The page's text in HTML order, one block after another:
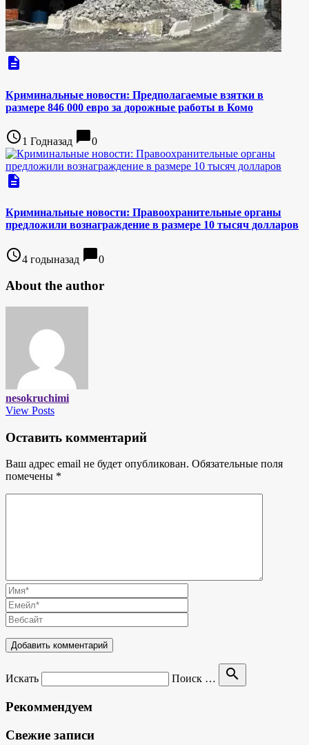
description
Криминальные новости: Предполагаемые взятки в
размере 846 000 евро за дорожные работы в Комо
access_time1 Годназад chat_bubble0
description
Криминальные новости: Правоохранительные органы
предложили вознаграждение в размере 10 тысяч долларов
access_time4 годыназад chat_bubble0
About the author
nesokruchimi
View Posts
Оставить комментарий
Ваш адрес email не будет опубликован. Обязательные поля
помечены *
Искать Поиск … search
Рекоммендуем
Свежие записи